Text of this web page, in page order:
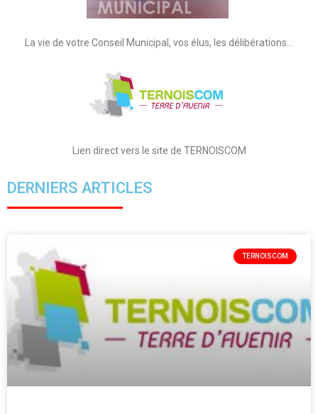
La vie de votre Conseil Municipal, vos élus, les délibérations…
Lien direct vers le site de TERNOISCOM
DERNIERS ARTICLES
TERNOISCOM